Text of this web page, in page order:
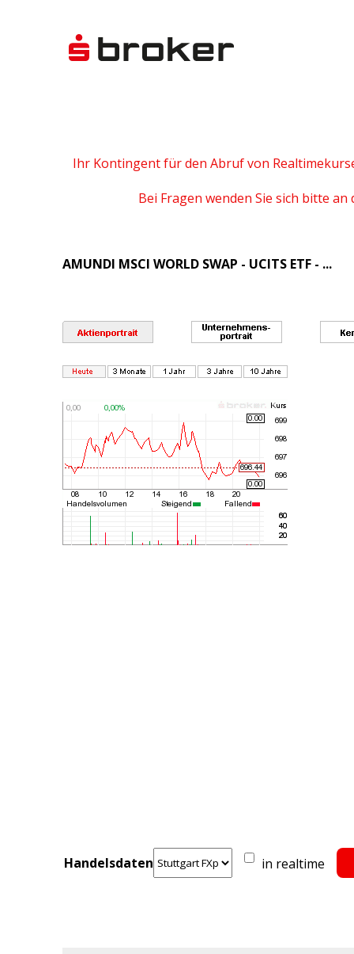
Ihr Kontingent für den Abruf von
Bei Fragen wenden Sie sich bitte
AMUNDI MSCI WORLD SWAP - UCITS ETF - ...
Handelsdaten in realtime